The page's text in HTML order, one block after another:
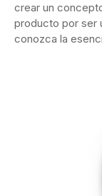
crear un
producto por ser
conozca la